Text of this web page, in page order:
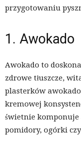
przygotowaniu
1. Awokado
Awokado to
zdrowe tłuszcze,
plasterków
kremowej
świetnie
pomidory, ogórki